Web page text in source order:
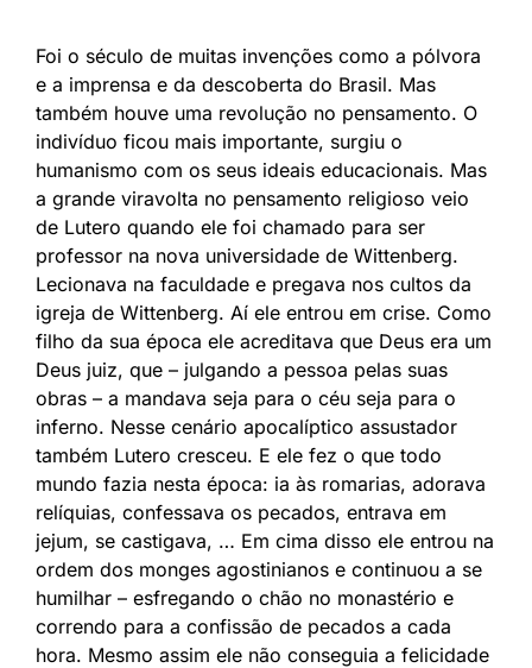
Foi o século de muitas invenções como a pólvora
e a imprensa e da descoberta do Brasil. Mas
também houve uma revolução no pensamento. O
indivíduo ficou mais importante, surgiu o
humanismo com os seus ideais educacionais. Mas
a grande viravolta no pensamento religioso veio
de Lutero quando ele foi chamado para ser
professor na nova universidade de Wittenberg.
Lecionava na faculdade e pregava nos cultos da
igreja de Wittenberg. Aí ele entrou em crise. Como
filho da sua época ele acreditava que Deus era um
Deus juiz, que – julgando a pessoa pelas suas
obras – a mandava seja para o céu seja para o
inferno. Nesse cenário apocalíptico assustador
também Lutero cresceu. E ele fez o que todo
mundo fazia nesta época: ia às romarias, adorava
relíquias, confessava os pecados, entrava em
jejum, se castigava, … Em cima disso ele entrou na
ordem dos monges agostinianos e continuou a se
humilhar – esfregando o chão no monastério e
correndo para a confissão de pecados a cada
hora. Mesmo assim ele não conseguia a felicidade